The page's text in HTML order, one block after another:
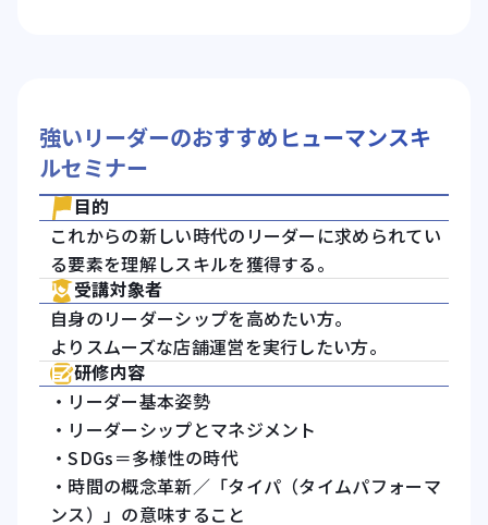
強いリーダーのおすすめヒューマンスキ
ルセミナー
目的
これからの新しい時代のリーダーに求められてい
る要素を理解しスキルを獲得する。
受講対象者
自身のリーダーシップを高めたい方。
よりスムーズな店舗運営を実行したい方。
研修内容
・リーダー基本姿勢
・リーダーシップとマネジメント
・SDGs＝多様性の時代
・時間の概念革新／「タイパ（タイムパフォーマ
ンス）」の意味すること